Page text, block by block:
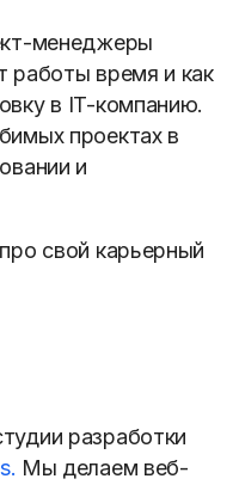
менеджеры
работы время и как
в IT-компанию.
проектах в
и
свой карьерный
разработки
Мы делаем веб-